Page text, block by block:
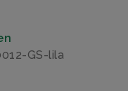
GS-lila